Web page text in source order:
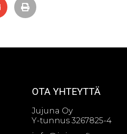
OTA YHTEYTTÄ
Jujuna Oy
Y-tunnus 3267825-4